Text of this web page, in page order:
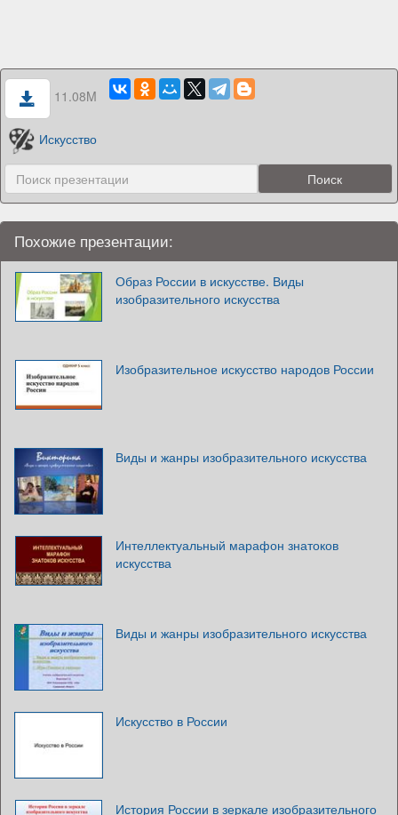
11.08M
Искусство
Похожие презентации:
Образ России в искусстве. Виды
изобразительного искусства
Изобразительное искусство народов России
Виды и жанры изобразительного искусства
Интеллектуальный марафон знатоков
искусства
Виды и жанры изобразительного искусства
Искусство в России
История России в зеркале изобразительного